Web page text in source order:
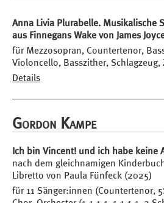
Anna Livia Plurabelle. Musikalische
aus Finnegans Wake von James
für Mezzosopran, Countertenor,
Violoncello, Basszither, Schlagzeug,
Details
Gordon Kampe
Ich bin Vincent! und ich habe keine
nach dem gleichnamigen
Libretto von Paula Fünfeck (2025)
für 11 Sänger:innen (Countertenor,